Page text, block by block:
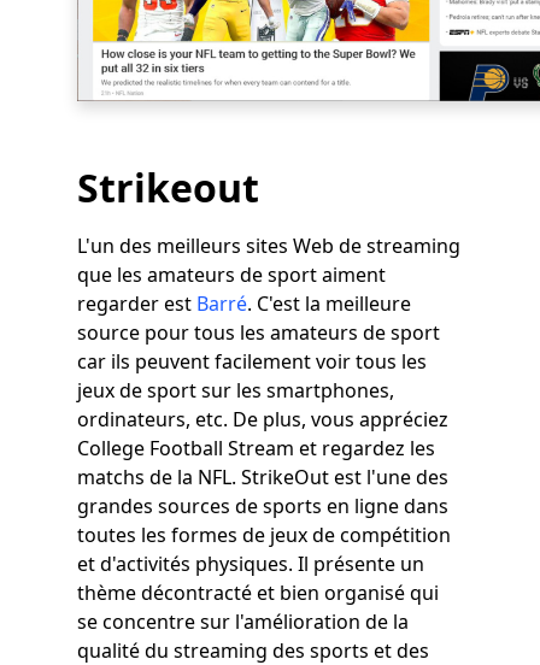
Strikeout
L'un des meilleurs sites Web de streaming
que les amateurs de sport aiment
regarder est Barré. C'est la meilleure
source pour tous les amateurs de sport
car ils peuvent facilement voir tous les
jeux de sport sur les smartphones,
ordinateurs, etc. De plus, vous appréciez
College Football Stream et regardez les
matchs de la NFL. StrikeOut est l'une des
grandes sources de sports en ligne dans
toutes les formes de jeux de compétition
et d'activités physiques. Il présente un
thème décontracté et bien organisé qui
se concentre sur l'amélioration de la
qualité du streaming des sports et des